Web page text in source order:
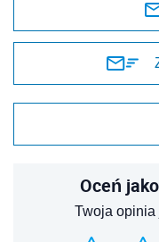
Oceń
Twoja opinia